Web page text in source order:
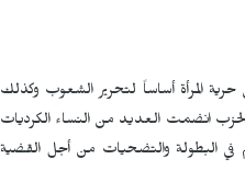
حرية المرأة أساساً لتحرير الشعوب وكذلك
الحزب انضمت العديد من النساء الكرديات
البطولة والتضحيات من أجل القضية